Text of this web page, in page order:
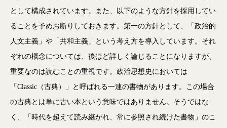
として構成されています。また、以下のような方針を採用してい
ることを予めお断りしておきます。第一の方針として、「政治的
人文主義」や「共和主義」という考え方を導入しています。それ
ぞれの概念については、後ほど詳しく論じることになりますが、
重要なのは読むことの重視です。政治思想史においては
「Classic（古典）」と呼ばれる一連の書物があります。この場合
の古典とは単に古い本という意味ではありません。そうではな
く、「時代を超えて読み継がれ、常に参照され続けた書物」のこ